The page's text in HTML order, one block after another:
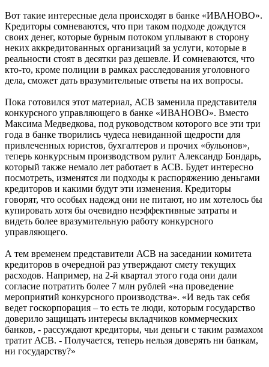
Вот такие интересные дела происходят в банке «ИВАНОВО».
Кредиторы сомневаются, что при таком подходе дождутся
своих денег, которые бурным потоком уплывают в сторону
неких аккредитованных организаций за услуги, которые в
реальности стоят в десятки раз дешевле. И сомневаются, что
кто-то, кроме полиции в рамках расследования уголовного
дела, сможет дать вразумительные ответы на их вопросы.
Пока готовился этот материал, АСВ заменила представителя
конкурсного управляющего в банке «ИВАНОВО». Вместо
Максима Медведкова, под руководством которого все эти три
года в банке творились чудеса невиданной щедрости для
привлеченных юристов, бухгалтеров и прочих «бульонов»,
теперь конкурсным производством рулит Александр Бондарь,
который также немало лет работает в АСВ. Будет интересно
посмотреть, изменятся ли подходы к распоряжению деньгами
кредиторов и какими будут эти изменения. Кредиторы
говорят, что особых надежд они не питают, но им хотелось бы
купировать хотя бы очевидно неэффективные затраты и
видеть более вразумительную работу конкурсного
управляющего.
А тем временем представители АСВ на заседании комитета
кредиторов в очередной раз утверждают смету текущих
расходов. Например, на 2-й квартал этого года они дали
согласие потратить более 7 млн рублей «на проведение
мероприятий конкурсного производства». «И ведь так себя
ведет госкорпорация – то есть те люди, которым государство
доверило защищать интересы вкладчиков коммерческих
банков, - рассуждают кредиторы, чьи деньги с таким размахом
тратит АСВ. - Получается, теперь нельзя доверять ни банкам,
ни государству?»